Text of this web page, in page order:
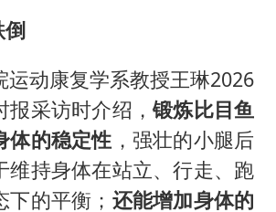
倒
运动康复学系教授王琳2026
报采访时介绍，锻炼比目鱼
体的稳定性 ，强壮的小腿后
维持身体在站立、行走、跑
的平衡； 还能增加身体的